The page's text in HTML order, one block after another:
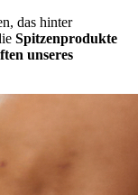
das hinter
Spitzenprodukte
unseres